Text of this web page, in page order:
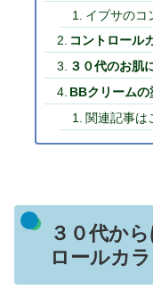
イプサのコ
コントロール
３０代のお肌
BBクリームの
関連記事は
３０代か
ロールカ